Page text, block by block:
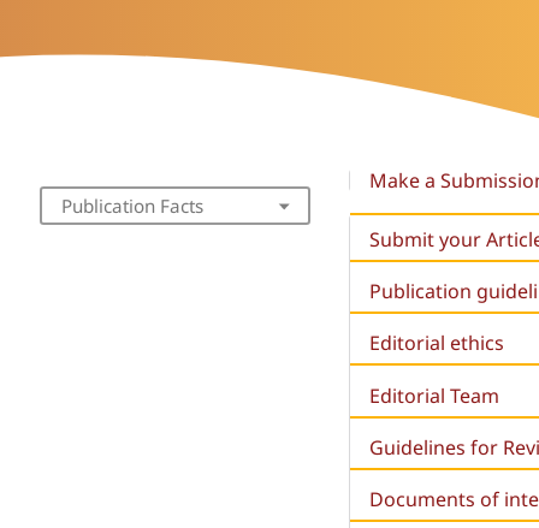
Publication Facts
Make a
Submit your
Publication
Editorial ethics
Editorial Team
Guidelines for
Documents of